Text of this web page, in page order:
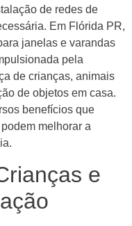
de redes de
Em Flórida PR,
janelas e varandas
pela
de crianças, animais
de objetos em casa.
benefícios que
melhorar a
e